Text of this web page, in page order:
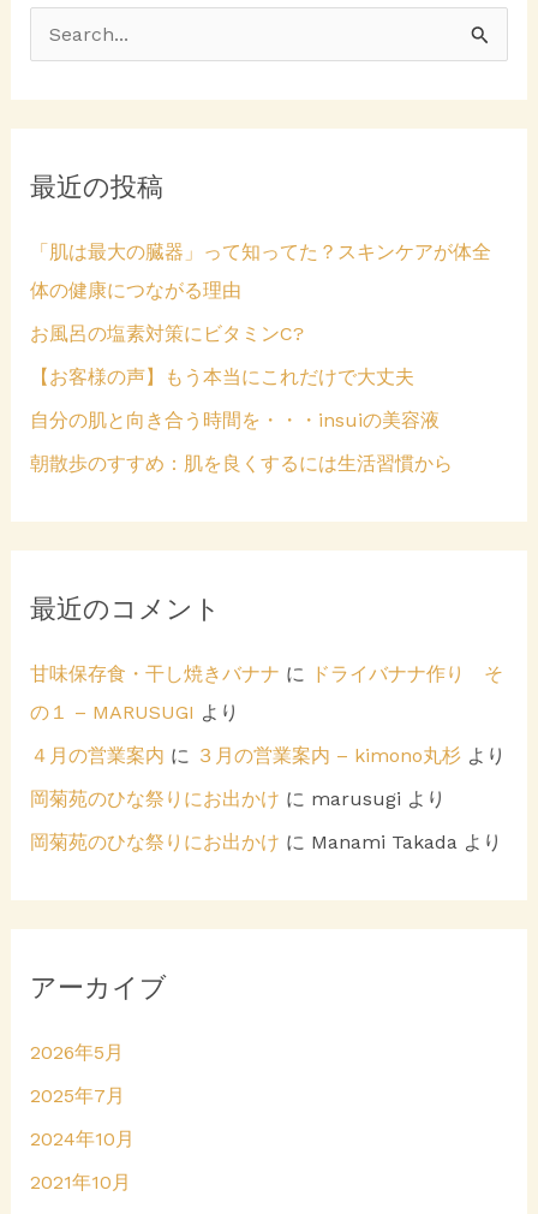
)
ま
)
:最近の投稿
「肌は最大の臓器」って知ってた？スキンケアが体全
体の健康につながる理由
お風呂の塩素対策にビタミンC?
【お客様の声】もう本当にこれだけで大丈夫
自分の肌と向き合う時間を・・・insuiの美容液
朝散歩のすすめ：肌を良くするには生活習慣から
最近のコメント
甘味保存食・干し焼きバナナ に ドライバナナ作り そ
の１ – MARUSUGI より
４月の営業案内 に ３月の営業案内 – kimono丸杉より
岡菊苑のひな祭りにお出かけ に marusugi より
岡菊苑のひな祭りにお出かけ に Manami Takadaより
アーカイブ
2026年5月
2025年7月
2024年10月
2021年10月